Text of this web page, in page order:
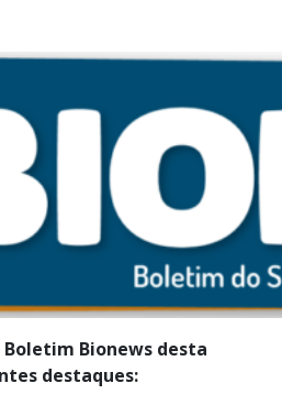
Boletim Bionews desta
destaques: